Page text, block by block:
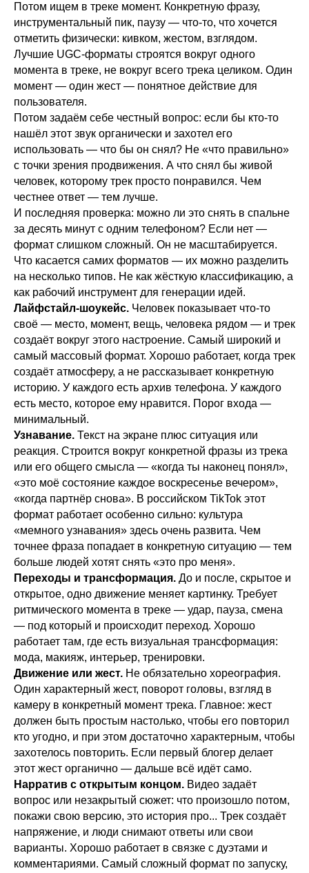
Потом ищем в треке момент. Конкретную фразу,
инструментальный пик, паузу — что-то, что хочется
отметить физически: кивком, жестом, взглядом.
Лучшие UGC-форматы строятся вокруг одного
момента в треке, не вокруг всего трека целиком. Один
момент — один жест — понятное действие для
пользователя.
Потом задаём себе честный вопрос: если бы кто-то
нашёл этот звук органически и захотел его
использовать — что бы он снял? Не «что правильно»
с точки зрения продвижения. А что снял бы живой
человек, которому трек просто понравился. Чем
честнее ответ — тем лучше.
И последняя проверка: можно ли это снять в спальне
за десять минут с одним телефоном? Если нет —
формат слишком сложный. Он не масштабируется.
Что касается самих форматов — их можно разделить
на несколько типов. Не как жёсткую классификацию, а
как рабочий инструмент для генерации идей.
Лайфстайл-шоукейс. Человек показывает что-то
своё — место, момент, вещь, человека рядом — и трек
создаёт вокруг этого настроение. Самый широкий и
самый массовый формат. Хорошо работает, когда трек
создаёт атмосферу, а не рассказывает конкретную
историю. У каждого есть архив телефона. У каждого
есть место, которое ему нравится. Порог входа —
минимальный.
Узнавание. Текст на экране плюс ситуация или
реакция. Строится вокруг конкретной фразы из трека
или его общего смысла — «когда ты наконец понял»,
«это моё состояние каждое воскресенье вечером»,
«когда партнёр снова». В российском TikTok этот
формат работает особенно сильно: культура
«мемного узнавания» здесь очень развита. Чем
точнее фраза попадает в конкретную ситуацию — тем
больше людей хотят снять «это про меня».
Переходы и трансформация. До и после, скрытое и
открытое, одно движение меняет картинку. Требует
ритмического момента в треке — удар, пауза, смена
— под который и происходит переход. Хорошо
работает там, где есть визуальная трансформация:
мода, макияж, интерьер, тренировки.
Движение или жест. Не обязательно хореография.
Один характерный жест, поворот головы, взгляд в
камеру в конкретный момент трека. Главное: жест
должен быть простым настолько, чтобы его повторил
кто угодно, и при этом достаточно характерным, чтобы
захотелось повторить. Если первый блогер делает
этот жест органично — дальше всё идёт само.
Нарратив с открытым концом. Видео задаёт
вопрос или незакрытый сюжет: что произошло потом,
покажи свою версию, это история про... Трек создаёт
напряжение, и люди снимают ответы или свои
варианты. Хорошо работает в связке с дуэтами и
комментариями. Самый сложный формат по запуску,